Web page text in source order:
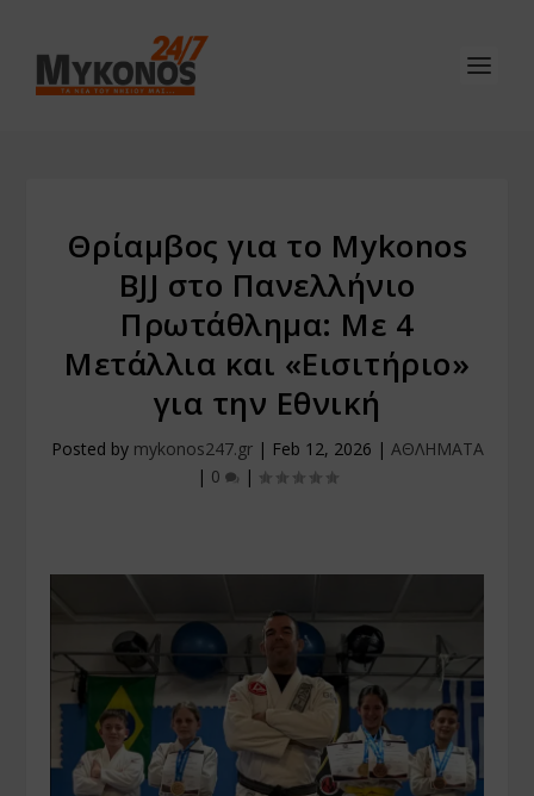
Θρίαμβος για το Mykonos
BJJ στο Πανελλήνιο
Πρωτάθλημα: Με 4
Μετάλλια και «Εισιτήριο»
για την Εθνική
Posted by mykonos247.gr| Feb 12, 2026 | ΑΘΛΗΜΑΤΑ
| 0 |